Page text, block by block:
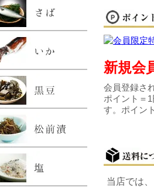
新規会
会員登録さ
ポイント＝
す。ポイン
当店では